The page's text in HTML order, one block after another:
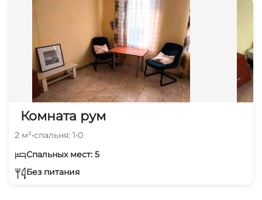
Комната рум
2 м²•спальня: 1•0
Спальных мест: 5
Без питания